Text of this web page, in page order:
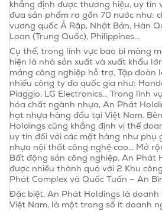
khẳng định được thương hiệu, uy tín
đưa sản phẩm ra gần 70 nước như:
vương quốc Ả Rập, Nhật Bản, Hàn
Loan (Trung Quốc), Philippines…
Cụ thể, trong lĩnh vực bao bì màng
hiện là nhà sản xuất và xuất khẩu
mảng công nghiệp hỗ trợ, Tập đoàn
nhiều công ty đa quốc gia như:
Piaggio, LG Electronics… Trong lĩnh
hóa chất ngành nhựa, An Phát
hạt nhựa hàng đầu tại Việt Nam.
Holdings cũng khẳng định vị thế
uy tín đối với các mặt hàng như phụ
nhựa nội thất công nghệ cao… Mở
Bất động sản công nghiệp, An Phát
được nhiều thành quả với 2 Khu
Phát Complex và Quốc Tuấn – An
Đặc biệt, An Phát Holdings là
Việt Nam, là một trong số ít doanh